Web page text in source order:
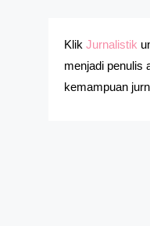
KlikJurnalistik
menjadi penulis
kemampuan